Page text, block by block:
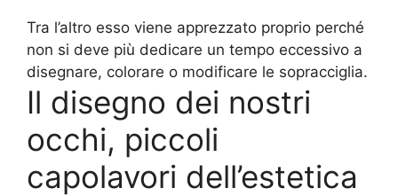
Tra l’altro esso viene apprezzato proprio perché
non si deve più dedicare un tempo eccessivo a
disegnare, colorare o modificare le sopracciglia.
Il disegno dei nostri
occhi, piccoli
capolavori dell’estetica